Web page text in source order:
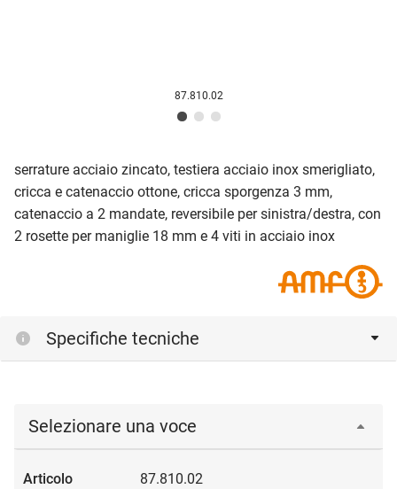
87.810.02
serrature acciaio zincato, testiera acciaio inox smerigliato,
cricca e catenaccio ottone, cricca sporgenza 3 mm,
catenaccio a 2 mandate, reversibile per sinistra/destra, con
2 rosette per maniglie 18 mm e 4 viti in acciaio inox
Specifiche tecniche
Selezionare una voce
87.810.02